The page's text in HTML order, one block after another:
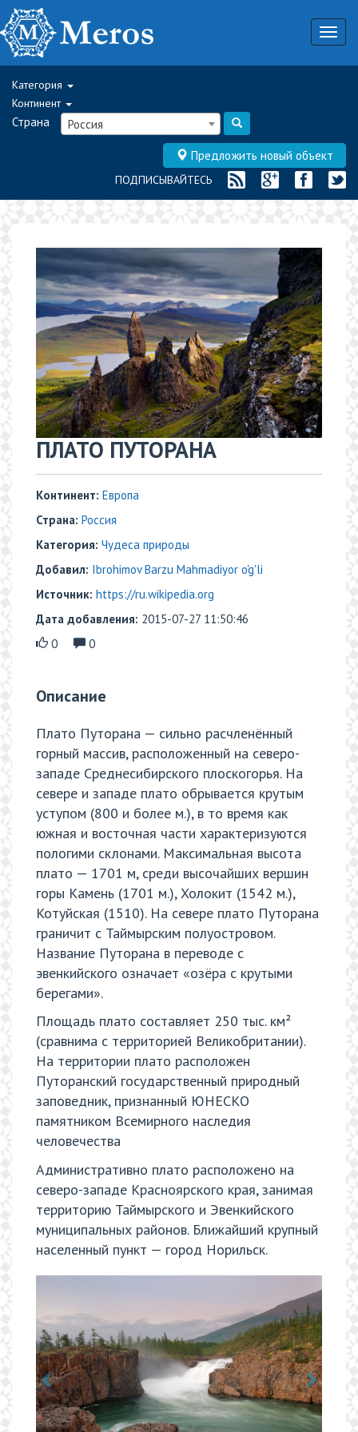
Категория
Континент
Страна Россия
Предложить новый объект
ПОДПИСЫВАЙТЕСЬ
ПЛАТО ПУТОРАНА
Континент: Европа
Страна: Россия
Категория: Чудеса природы
Добавил: Ibrohimov Barzu Mahmadiyor o'g'li
Источник: https://ru.wikipedia.org
Дата добавления: 2015-07-27 11:50:46
0
0
Описание
Плато Путорана — сильно расчленённый
горный массив, расположенный на северо-
западе Среднесибирского плоскогорья. На
севере и западе плато обрывается крутым
уступом (800 и более м.), в то время как
южная и восточная части характеризуются
пологими склонами. Максимальная высота
плато — 1701 м, среди высочайших вершин
горы Камень (1701 м.), Холокит (1542 м.),
Котуйская (1510). На севере плато Путорана
граничит с Таймырским полуостровом.
Название Путорана в переводе с
эвенкийского означает «озёра с крутыми
берегами».
Площадь плато составляет 250 тыс. км²
(сравнима с территорией Великобритании).
На территории плато расположен
Путоранский государственный природный
заповедник, признанный ЮНЕСКО
памятником Всемирного наследия
человечества
Административно плато расположено на
северо-западе Красноярского края, занимая
территорию Таймырского и Эвенкийского
муниципальных районов. Ближайший крупный
населенный пункт — город Норильск.